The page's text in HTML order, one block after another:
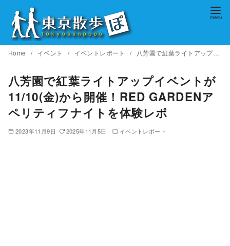
ンHome イベント イベントレポート 八芳園で紅葉ライトアップイベントが11/10(金)から開催！RED GARDENアペリティフナイトを体験レポ
八芳園で紅葉ライトアップイベントが
11/10(金)から開催！RED GARDENア
ペリティフナイトを体験レポ
2023年11月9日 2025年11月5日 イベントレポート